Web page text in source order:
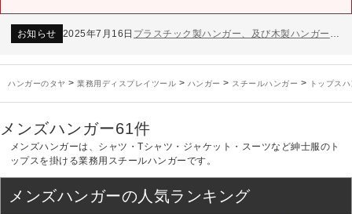
お知らせ 2025年7月16日
プラスチック製ハンガー、及び木製ハンガーKシリーズ 価格改定のお知らせ
お知らせ
2025年3月14日 木製ハンガーNシリーズ価格改定のお知らせ
お知らせ
2025年3月14日木製ハンガーNシリーズ価格改定のお知らせ
未分類
2024年12月19日
お知らせ 2024年12月12日年末年始休業のお知らせ
ハンガーのタヤ > 業務用ディスプレイツール > ハンガー > スチールハンガー > トップス
メンズハンガー61件
メンズハンガーは、シャツ・Tシャツ・ジャケット・スーツなど紳士服のト
ップスを掛ける業務用スチールハンガーです。
メンズハンガーの人気ランキング